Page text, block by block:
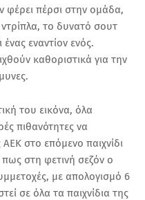
φέρει πέρσι στην ομάδα,
το δυνατό σουτ
εναντίον ενός.
καθοριστικά για την
του εικόνα, όλα
πιθανότητες να
στο επόμενο παιχνίδι
στη φετινή σεζόν ο
με απολογισμό 6
σε όλα τα παιχνίδια της